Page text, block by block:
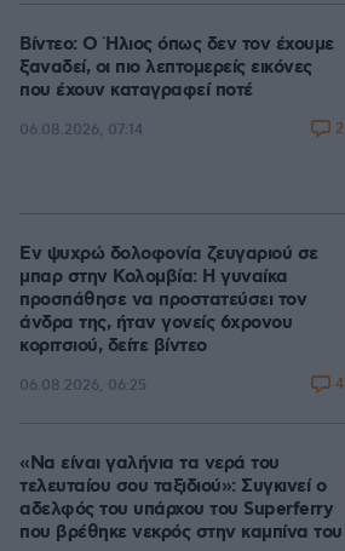
Βίντεο: Ο Ήλιος όπως δεν τον έχουμε
ξαναδεί, οι πιο λεπτομερείς εικόνες
που έχουν καταγραφεί ποτέ
06.08.2026, 07:14 2
Εν ψυχρώ δολοφονία ζευγαριού σε
μπαρ στην Κολομβία: Η γυναίκα
προσπάθησε να προστατεύσει τον
άνδρα της, ήταν γονείς 6χρονου
κοριτσιού, δείτε βίντεο
06.08.2026, 06:25 4
«Να είναι γαλήνια τα νερά του
τελευταίου σου ταξιδιού»: Συγκινεί ο
αδελφός του υπάρχου του Superferry
που βρέθηκε νεκρός στην καμπίνα του